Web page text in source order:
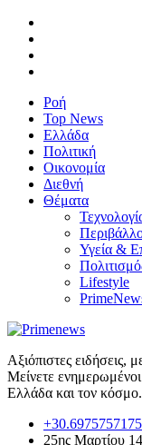
Ροή
Top News
Ελλάδα
Πολιτική
Οικονομία
Διεθνή
Θέματα
Υγεία &
Lifestyle
Αξιόπιστες ειδήσεις,
Μείνετε
Ελλάδα και τον κόσμο.
+30.6975757175
25ης Μαρτίου